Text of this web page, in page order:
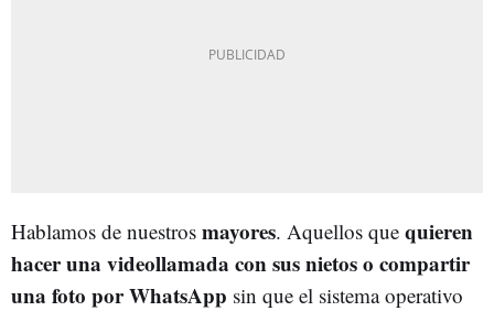
Hablamos de nuestros mayores. Aquellos que quieren
hacer una videollamada con sus nietos o compartir
una foto por WhatsApp sin que el sistema operativo